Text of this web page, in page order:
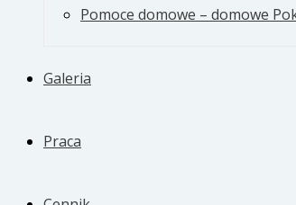
Pomoce domowe – domowe
Galeria
Praca